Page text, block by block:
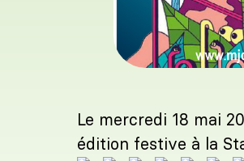
Le mercredi 18 mai
édition festive à la